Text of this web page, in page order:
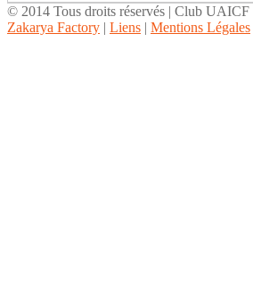
© 2014 Tous droits réservés | Club UAICF
Zakarya Factory | Liens | Mentions Légales